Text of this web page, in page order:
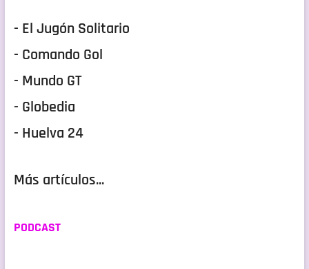
- El Jugón Solitario
- Comando Gol
- Mundo GT
- Globedia
- Huelva 24
Más artículos...
PODCAST